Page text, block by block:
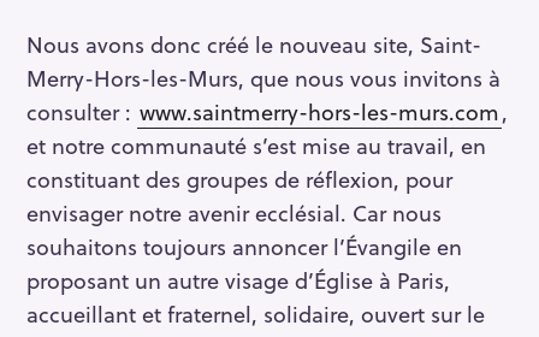
Nous avons donc créé le nouveau site, Saint-
Merry-Hors-les-Murs, que nous vous invitons à
consulter : www.saintmerry-hors-les-murs.com,
et notre communauté s’est mise au travail, en
constituant des groupes de réflexion, pour
envisager notre avenir ecclésial. Car nous
souhaitons toujours annoncer l’Évangile en
proposant un autre visage d’Église à Paris,
accueillant et fraternel, solidaire, ouvert sur le